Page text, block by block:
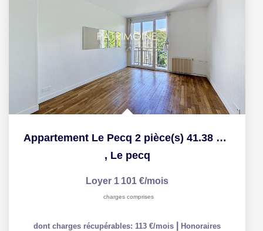
Appartement Le Pecq 2 pièce(s) 41.38 m2
, Le pecq
Loyer 1 101 €/mois
charges comprises
dont charges récupérables: 113 €/mois
Honoraires